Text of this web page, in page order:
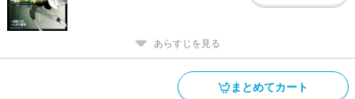
あらすじを見る
まとめてカート